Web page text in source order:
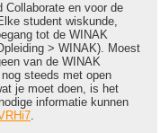
Collaborate en voor de
student wiskunde,
tot de WINAK
> WINAK). Moest
van de WINAK
steeds met open
je moet doen, is het
informatie kunnen
.